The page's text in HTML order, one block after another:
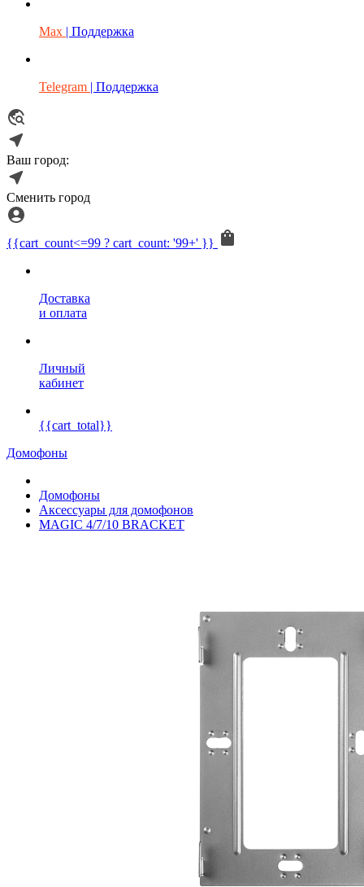
Max | Поддержка
Telegram | Поддержка
Ваш город:
Сменить город
{{cart_count<=99 ? cart_count: '99+' }}
Доставка
и оплата
Личный
кабинет
{{cart_total}}
Домофоны
Домофоны
Аксессуары для домофонов
MAGIC 4/7/10 BRACKET